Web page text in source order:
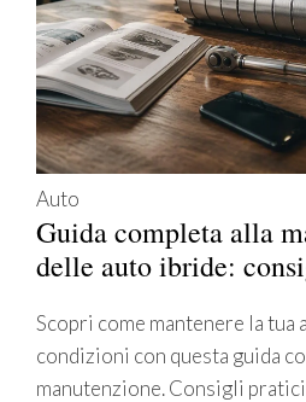
Auto
Guida completa alla
delle auto ibride:
Scopri come mantenere la
condizioni con questa guida
manutenzione. Consigli